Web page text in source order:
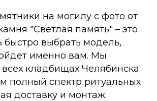
на могилу с фото от
"Светлая память" – это
быстро выбрать модель,
именно вам. Мы
кладбищах Челябинска
полный спектр ритуальных
доставку и монтаж.